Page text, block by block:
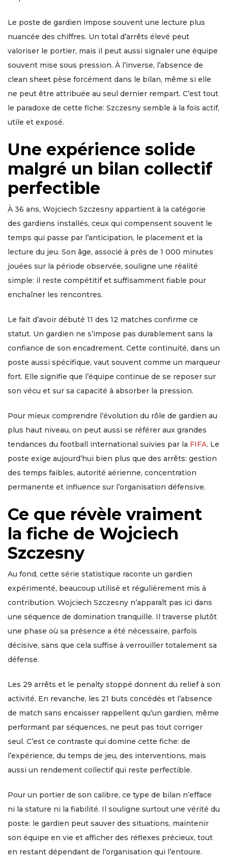
Le poste de gardien impose souvent une lecture plus
nuancée des chiffres. Un total d’arrêts élevé peut
valoriser le portier, mais il peut aussi signaler une équipe
souvent mise sous pression. À l’inverse, l’absence de
clean sheet pèse forcément dans le bilan, même si elle
ne peut être attribuée au seul dernier rempart. C’est tout
le paradoxe de cette fiche: Szczesny semble à la fois actif,
utile et exposé.
Une expérience solide
malgré un bilan collectif
perfectible
À 36 ans, Wojciech Szczesny appartient à la catégorie
des gardiens installés, ceux qui compensent souvent le
temps qui passe par l’anticipation, le placement et la
lecture du jeu. Son âge, associé à près de 1 000 minutes
jouées sur la période observée, souligne une réalité
simple: il reste compétitif et suffisamment fiable pour
enchaîner les rencontres.
Le fait d’avoir débuté 11 des 12 matches confirme ce
statut. Un gardien ne s’impose pas durablement sans la
confiance de son encadrement. Cette continuité, dans un
poste aussi spécifique, vaut souvent comme un marqueur
fort. Elle signifie que l’équipe continue de se reposer sur
son vécu et sur sa capacité à absorber la pression.
Pour mieux comprendre l’évolution du rôle de gardien au
plus haut niveau, on peut aussi se référer aux grandes
tendances du football international suivies par la FIFA. Le
poste exige aujourd’hui bien plus que des arrêts: gestion
des temps faibles, autorité aérienne, concentration
permanente et influence sur l’organisation défensive.
Ce que révèle vraiment
la fiche de Wojciech
Szczesny
Au fond, cette série statistique raconte un gardien
expérimenté, beaucoup utilisé et régulièrement mis à
contribution. Wojciech Szczesny n’apparaît pas ici dans
une séquence de domination tranquille. Il traverse plutôt
une phase où sa présence a été nécessaire, parfois
décisive, sans que cela suffise à verrouiller totalement sa
défense.
Les 29 arrêts et le penalty stoppé donnent du relief à son
activité. En revanche, les 21 buts concédés et l’absence
de match sans encaisser rappellent qu’un gardien, même
performant par séquences, ne peut pas tout corriger
seul. C’est ce contraste qui domine cette fiche: de
l’expérience, du temps de jeu, des interventions, mais
aussi un rendement collectif qui reste perfectible.
Pour un portier de son calibre, ce type de bilan n’efface
ni la stature ni la fiabilité. Il souligne surtout une vérité du
poste: le gardien peut sauver des situations, maintenir
son équipe en vie et afficher des réflexes précieux, tout
en restant dépendant de l’organisation qui l’entoure.